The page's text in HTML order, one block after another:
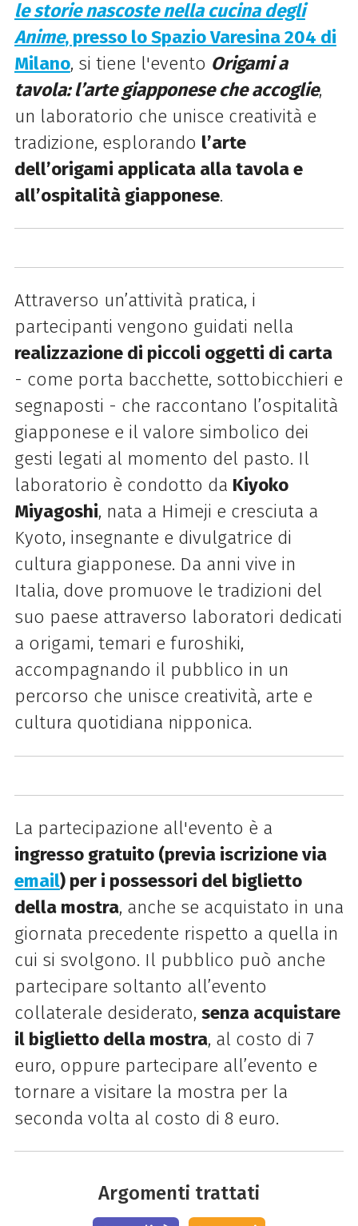
le storie nascoste nella cucina degli
Anime, presso lo Spazio Varesina 204 di
Milano, si tiene l'evento Origami a
tavola: l’arte giapponese che accoglie,
un laboratorio che unisce creatività e
tradizione, esplorando l’arte
dell’origami applicata alla tavola e
all’ospitalità giapponese.
Attraverso un’attività pratica, i
partecipanti vengono guidati nella
realizzazione di piccoli oggetti di carta
- come porta bacchette, sottobicchieri e
segnaposti - che raccontano l’ospitalità
giapponese e il valore simbolico dei
gesti legati al momento del pasto. Il
laboratorio è condotto da Kiyoko
Miyagoshi, nata a Himeji e cresciuta a
Kyoto, insegnante e divulgatrice di
cultura giapponese. Da anni vive in
Italia, dove promuove le tradizioni del
suo paese attraverso laboratori dedicati
a origami, temari e furoshiki,
accompagnando il pubblico in un
percorso che unisce creatività, arte e
cultura quotidiana nipponica.
La partecipazione all'evento è a
ingresso gratuito (previa iscrizione via
email) per i possessori del biglietto
della mostra, anche se acquistato in una
giornata precedente rispetto a quella in
cui si svolgono. Il pubblico può anche
partecipare soltanto all’evento
collaterale desiderato, senza acquistare
il biglietto della mostra, al costo di 7
euro, oppure partecipare all’evento e
tornare a visitare la mostra per la
seconda volta al costo di 8 euro.
Argomenti trattati